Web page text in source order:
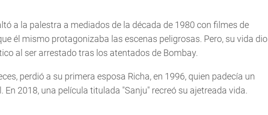
a la palestra a mediados de la década de 1980 con filmes de
él mismo protagonizaba las escenas peligrosas. Pero, su vida dio
al ser arrestado tras los atentados de Bombay.
perdió a su primera esposa Richa, en 1996, quien padecía un
En 2018, una película titulada "Sanju" recreó su ajetreada vida.